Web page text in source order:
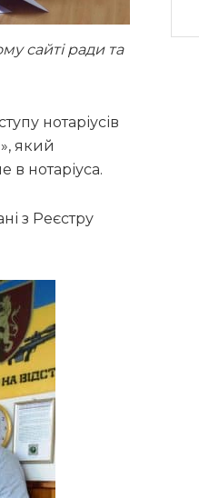
сайті ради та
нотаріусів
який
в нотаріуса.
з Реєстру